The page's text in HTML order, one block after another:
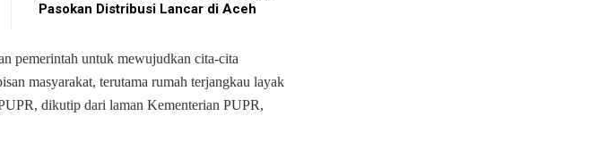
Pasokan Distribusi Lancar di Aceh
pemerintah untuk mewujudkan cita-cita
masyarakat, terutama rumah terjangkau layak
dikutip dari laman Kementerian PUPR,